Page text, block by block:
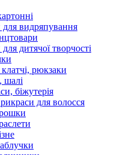
видряпування
дитячої творчості
рюкзаки
біжутерія
для волосся